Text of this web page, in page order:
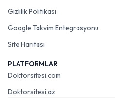
Gizlilik Politikası
Google Takvim Entegrasyonu
Site Haritası
PLATFORMLAR
Doktorsitesi.com
Doktorsitesi.az